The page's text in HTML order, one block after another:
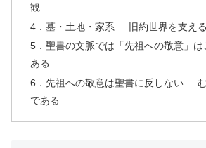
観
4．墓・土地・家系──旧約世界を支え
5．聖書の文脈では「先祖への敬意」
ある
6．先祖への敬意は聖書に反しない──
である